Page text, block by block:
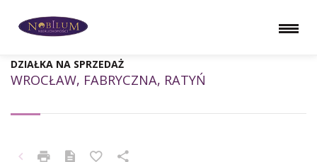
WROCŁAW, FABRYCZNA, RATYŃ
DZIAŁKA NA SPRZEDAŻ